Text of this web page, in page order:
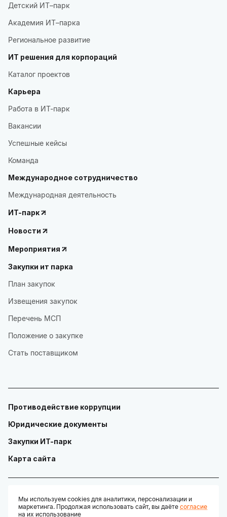
Детский ИТ–парк
Академия ИТ–парка
Региональное развитие
ИТ решения для корпораций
Каталог проектов
Карьера
Работа в ИТ-парк
Вакансии
Успешные кейсы
Команда
Международное сотрудничество
Международная деятельность
ИТ-парк
Новости
Мероприятия
Закупки ит парка
План закупок
Извещения закупок
Перечень МСП
Положение о закупке
Стать поставщиком
Противодействие коррупции
Юридические документы
Закупки ИТ-парк
Карта сайта
© ГАУ "Технопарк в сфере высоких технологий «ИТ-парк»"
Мы используем cookies для аналитики, персонализации и
маркетинга. Продолжая использовать сайт, вы даёте согласие
на их использование